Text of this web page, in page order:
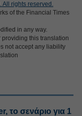
All rights reserved.
of the Financial Times
in any way.
providing this translation
not accept any liability
το σενάριο για 1